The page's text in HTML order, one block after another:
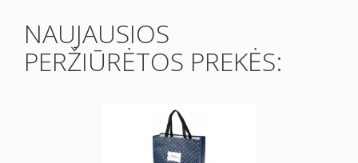
NAUJAUSIOS
PERŽIŪRĖTOS PREKĖS: